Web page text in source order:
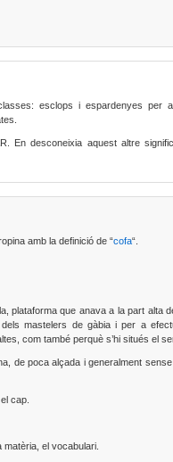
esclops i espardenyes per
En desconeixia aquest altre
amb la definició de “cofa“.
plataforma que anava a la part alta
mastelers de gàbia i per a
com també perquè s’hi situés el
de poca alçada i generalment sense
cap.
el vocabulari.